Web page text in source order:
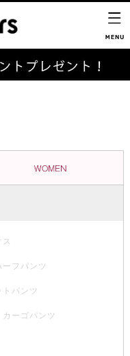
フパンツ
パンツ
ーゴパンツ